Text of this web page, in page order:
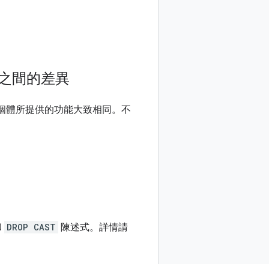
間的差異
體所提供的功能大致相同。不
DROP CAST 陳述式。詳情請